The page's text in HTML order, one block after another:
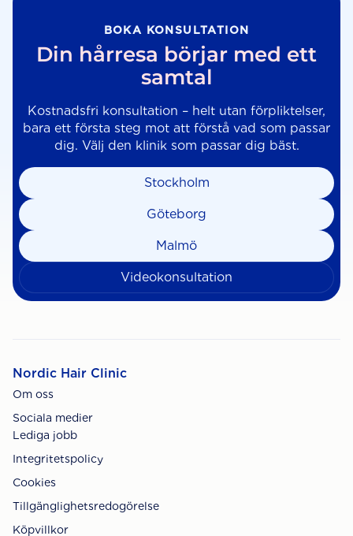
BOKA KONSULTATION
Din hårresa börjar med ett
samtal
Kostnadsfri konsultation – helt utan förpliktelser,
bara ett första steg mot att förstå vad som passar
dig. Välj den klinik som passar dig bäst.
Stockholm
Göteborg
Malmö
Videokonsultation
Nordic Hair Clinic
Om oss
Sociala medier
Lediga jobb
Integritetspolicy
Cookies
Tillgänglighetsredogörelse
Köpvillkor